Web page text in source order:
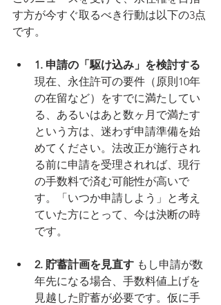
す方が今すぐ取るべき行動は以下の3点
です。
1. 申請の「駆け込み」を検討する
現在、永住許可の要件（原則10年
の在留など）をすでに満たしてい
る、あるいはあと数ヶ月で満たす
という方は、迷わず申請準備を始
めてください。法改正が施行され
る前に申請を受理されれば、現行
の手数料で済む可能性が高いで
す。「いつか申請しよう」と考え
ていた方にとって、今は決断の時
です。
2. 貯蓄計画を見直す もし申請が数
年先になる場合、手数料値上げを
見越した貯蓄が必要です。仮に手